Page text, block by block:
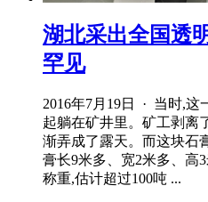
湖北采出全国透
罕见
2016年7月19日 · 当时,这
起躺在矿井里。矿工剥离
渐弄成了露天。而这块石
膏长9米多、宽2米多、高
称重,估计超过100吨 ...